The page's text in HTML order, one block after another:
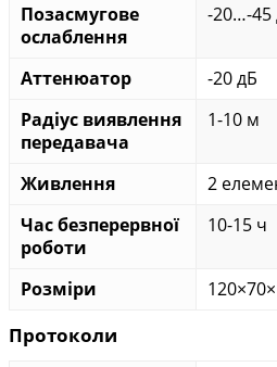
Позасмугове
ослаблення
-20…-45
Аттенюатор
-20 дБ
Радіус виявлення
передавача
1-10 м
Живлення
2
Час безперервної
роботи
10-15 ч
Розміри
Протоколи